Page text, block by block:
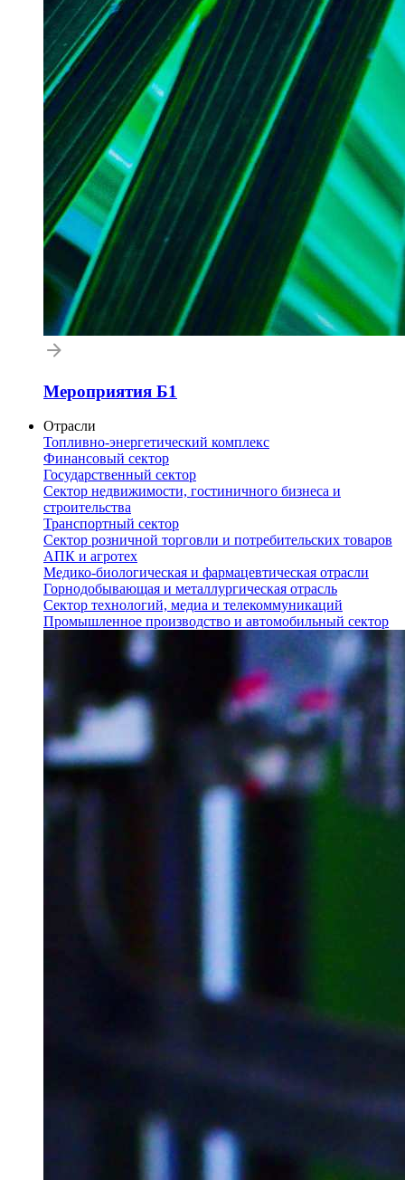
Мероприятия Б1
Отрасли
Топливно-энергетический комплекс
Финансовый сектор
Государственный сектор
Сектор недвижимости, гостиничного бизнеса и
строительства
Транспортный сектор
Сектор розничной торговли и потребительских товаров
АПК и агротех
Медико-биологическая и фармацевтическая отрасли
Горнодобывающая и металлургическая отрасль
Сектор технологий, медиа и телекоммуникаций
Промышленное производство и автомобильный сектор